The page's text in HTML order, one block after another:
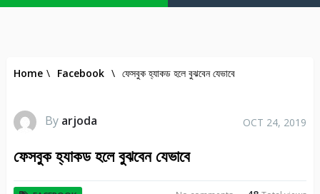
Home \ Facebook \ ফেসবুক হ্যাকড হলে বুঝবেন যেভাবে
By arjoda OCT 24, 2019
ফেসবুক হ্যাকড হলে বুঝবেন যেভাবে